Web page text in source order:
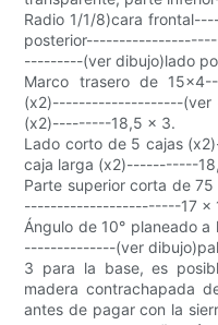
Radio 1/1/8)cara
---------(ver dibujo)lado
Marco trasero de
(x2)--------------------(ver
(x2)---------18,5 x 3.
Lado corto de 5 cajas
caja larga (x2)-----------
Parte superior corta de
------------------------17 x
Ángulo de 10° planeado
--------------(ver
3 para la base, es
madera contrachapada
antes de pagar con la